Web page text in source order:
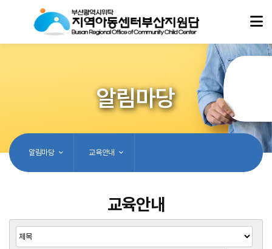
알림마당
알림마당 교육안내
교육안내